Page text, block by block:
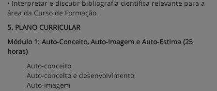
• Interpretar e discutir bibliografia científica relevante para a
área da Curso de Formação.
5. PLANO CURRICULAR
Módulo 1: Auto-Conceito, Auto-Imagem e Auto-Estima (25
horas)
Auto-conceito
Auto-conceito e desenvolvimento
Auto-imagem